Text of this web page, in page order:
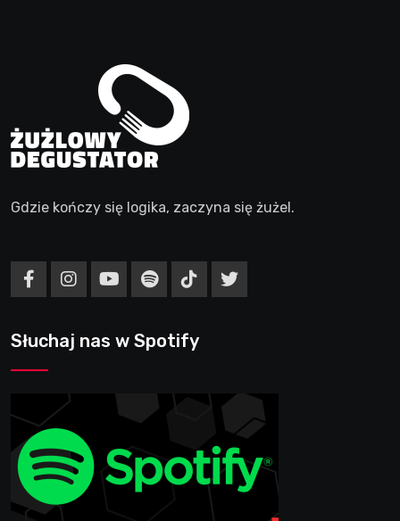
Gdzie kończy się logika, zaczyna się żużel.
Słuchaj nas w Spotify